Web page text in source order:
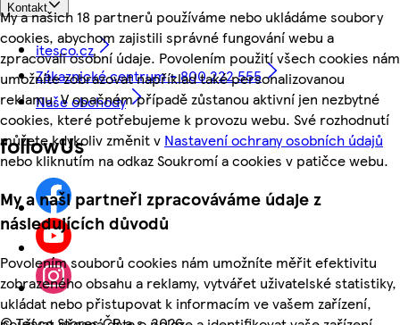
My a našich 18 partnerů používáme nebo ukládáme soubory
cookies, abychom zajistili správné fungování webu a
zpracovali osobní údaje. Povolením použití všech cookies nám
umožníte zobrazovat například také personalizovanou
reklamu. V opačném případě zůstanou aktivní jen nezbytné
cookies, které potřebujeme k provozu webu. Své rozhodnutí
můžete kdykoliv změnit v Nastavení ochrany osobních údajů
nebo kliknutím na odkaz Soukromí a cookies v patičce webu.
My a naši partneři zpracováváme údaje z
následujících důvodů
Povolením souborů cookies nám umožníte měřit efektivitu
zobrazeného obsahu a reklamy, vytvářet uživatelské statistiky,
ukládat nebo přistupovat k informacím ve vašem zařízení,
Kontakt
itesco.cz
Zákaznické centrum - 800 222 555
Naše obchody
followUs